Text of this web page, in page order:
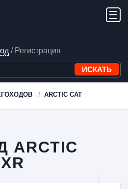
/ Регистрация
ARCTIC CAT
ARCTIC